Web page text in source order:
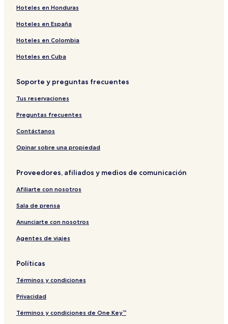
Hoteles en Honduras
Hoteles en España
Hoteles en Colombia
Hoteles en Cuba
Soporte y preguntas frecuentes
Tus reservaciones
Preguntas frecuentes
Contáctanos
Opinar sobre una propiedad
Proveedores, afiliados y medios de comunicación
Afiliarte con nosotros
Sala de prensa
Anunciarte con nosotros
Agentes de viajes
Políticas
Términos y condiciones
Privacidad
Términos y condiciones de One Key™